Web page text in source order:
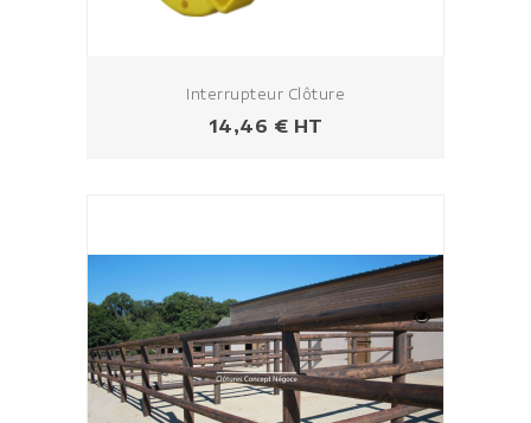
Interrupteur Clôture
Prix
14,46 € HT